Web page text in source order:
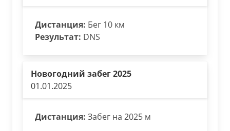
Дистанция: Бег 10 км
Результат: DNS
Новогодний забег 2025
01.01.2025
Дистанция: Забег на 2025 м